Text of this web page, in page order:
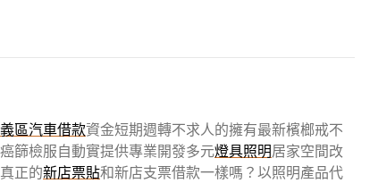
區汽車借款資金短期週轉不求人的擁有最新檳榔戒不
篩檢服自動實提供專業開發多元燈具照明居家空間改
正的新店票貼和新店支票借款一樣嗎？以照明產品代